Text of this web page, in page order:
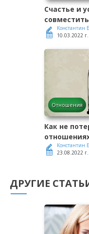
Счастье и
совместить
Константин
10.03.2022 г.
Отношения
Как не
Константин
23.08.2022 г.
ДРУГИЕ